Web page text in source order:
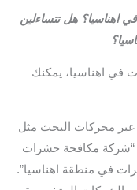
هل تتساءلين
في اهناسيا، يمكنك
عبر محركات البحث مثل
“شركة مكافحة حشرات
في منطقة اهناسيا”.